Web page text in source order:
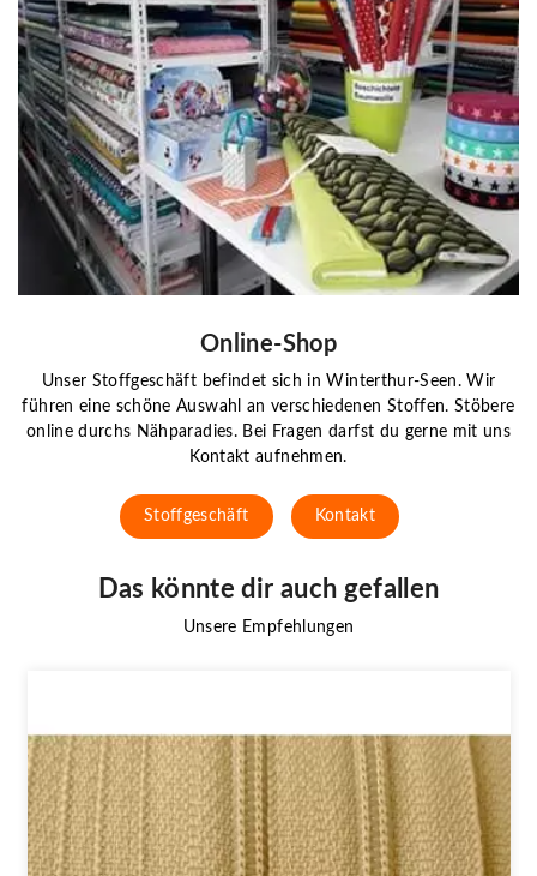
Online-Shop
Unser Stoffgeschäft befindet sich in Winterthur-Seen. Wir
führen eine schöne Auswahl an verschiedenen Stoffen. Stöbere
online durchs Nähparadies. Bei Fragen darfst du gerne mit uns
Kontakt aufnehmen.
Stoffgeschäft Kontakt
Das könnte dir auch gefallen
Unsere Empfehlungen